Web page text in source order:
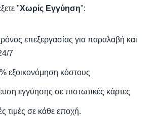
"Χωρίς Εγγύηση":
επεξεργασίας για παραλαβή και
7
εξοικονόμηση κόστους
εγγύησης σε πιστωτικές κάρτες
τιμές σε κάθε εποχή.